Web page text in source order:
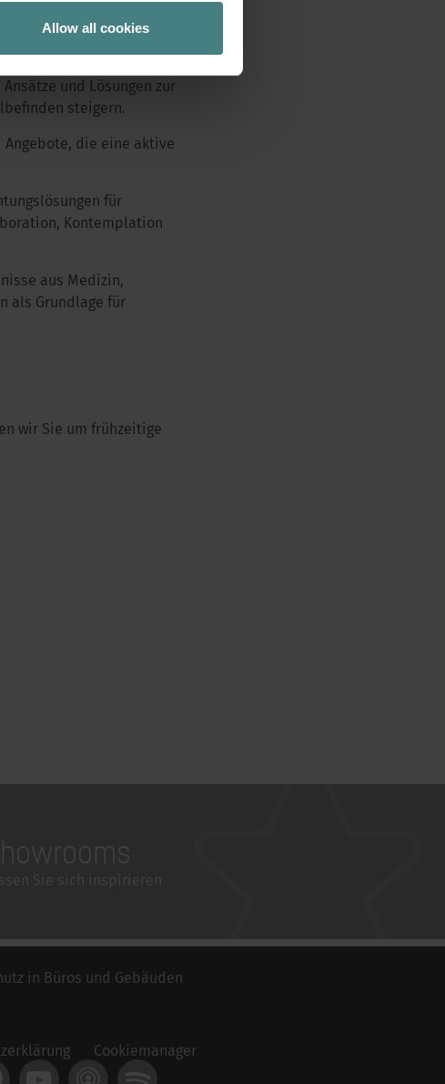
Allow all cookies
gute ergonomische
man sie?
Ansätze und Lösungen zur
steigern.
Angebote, die eine aktive
für
Kontemplation
aus Medizin,
als Grundlage für
wir Sie um frühzeitige
in Büros und Gebäuden
Cookiemanager